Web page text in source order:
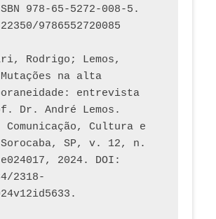
978-65-5272-008-5.
9786552720085
Rodrigo; Lemos,
na alta
entrevista
Dr. André Lemos.
Cultura e
SP, v. 12, n.
2024. DOI:
2318-